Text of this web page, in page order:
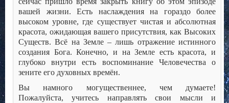
вашей жизни. Есть наслаждения на гораздо более
высоком уровне, где существует чистая и абсолютная
красота, ожидающая вашего присутствия, как Высоких
Существ. Всё на Земле – лишь отражение истинного
создания Бога. Конечно, и на Земле есть красота, и
глубоко внутри есть воспоминание Человечества о
зените его духовных времён.
Вы намного могущественнее, чем думаете!
Пожалуйста, учитесь направлять свои мысли и